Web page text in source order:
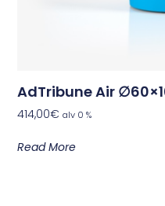
AdTribune Air
414,00€ alv 0 %
Read More